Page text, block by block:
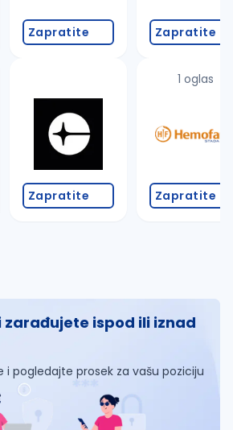
Zapratite
Zapratite
Zapratite
1 oglas
Zapratite
zarađujete ispod ili iznad
i pogledajte prosek za vašu poziciju